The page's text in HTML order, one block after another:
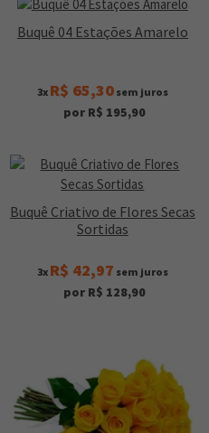
Buquê 04 Estações Amarelo
3x R$ 65,30sem juros
por R$ 195,90
Buquê Criativo de Flores Secas
Sortidas
3x R$ 42,97 sem juros
por R$ 128,90